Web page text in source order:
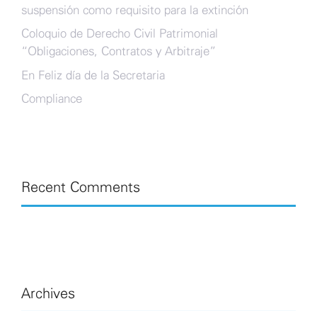
suspensión como requisito para la extinción
Coloquio de Derecho Civil Patrimonial
“Obligaciones, Contratos y Arbitraje”
En Feliz día de la Secretaria
Compliance
Recent Comments
Archives